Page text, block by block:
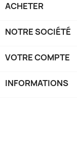
ACHETER
NOTRE SOCIÉTÉ
VOTRE COMPTE
INFORMATIONS